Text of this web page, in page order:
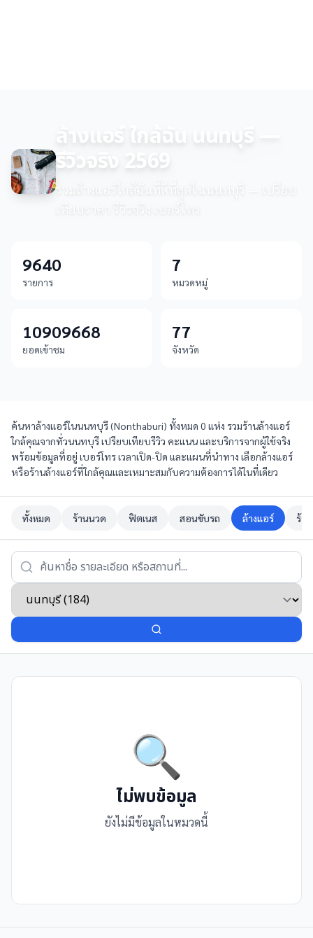
ล้างแอร์ ใกล้ฉัน นนทบุรี —
รีวิวจริง 2569
รวมล้างแอร์ใกล้ฉันที่ดีที่สุดในนนทบุรี — เปรียบ
เทียบราคา รีวิวจริง เบอร์โทร
9640
รายการ
7
หมวดหมู่
10909668
ยอดเข้าชม
77
จังหวัด
ค้นหาล้างแอร์ในนนทบุรี (Nonthaburi) ทั้งหมด 0 แห่ง รวมร้านล้างแอร์
ใกล้คุณจากทั่วนนทบุรี เปรียบเทียบรีวิว คะแนน และบริการจากผู้ใช้จริง
พร้อมข้อมูลที่อยู่ เบอร์โทร เวลาเปิด-ปิด และแผนที่นำทาง เลือกล้างแอร์
หรือร้านล้างแอร์ที่ใกล้คุณและเหมาะสมกับความต้องการได้ในที่เดียว
ทั้งหมด ร้านนวด ฟิตเนส สอนขับรถ ล้างแอร์ ร้า
🔍
ไม่พบข้อมูล
ยังไม่มีข้อมูลในหมวดนี้